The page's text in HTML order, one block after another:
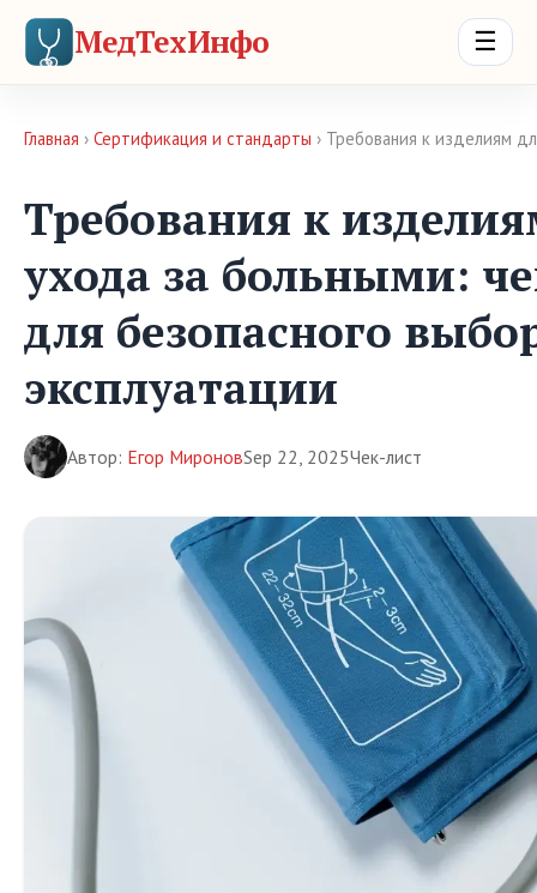
МедТехИнфо ☰
Главная › Сертификация и стандарты › Требования к изделиям
Требования к
ухода за больными:
для безопасного
эксплуатации
Автор: Егор МироновSep 22, 2025Чек-лист